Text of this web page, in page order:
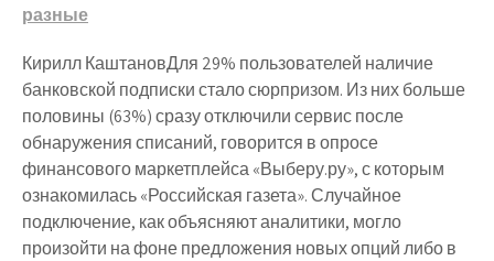
разные
Кирилл КаштановДля 29% пользователей наличие
банковской подписки стало сюрпризом. Из них больше
половины (63%) сразу отключили сервис после
обнаружения списаний, говорится в опросе
финансового маркетплейса «Выберу.ру», с которым
ознакомилась «Российская газета». Случайное
подключение, как объясняют аналитики, могло
произойти на фоне предложения новых опций либо в